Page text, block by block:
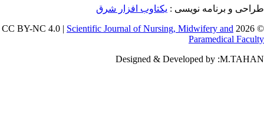
و برنامه نویسی : یکتاوب افزار شرق
©
Scientific Journal of Nursing, Midwifery and
Paramedical
Designed & Developed by